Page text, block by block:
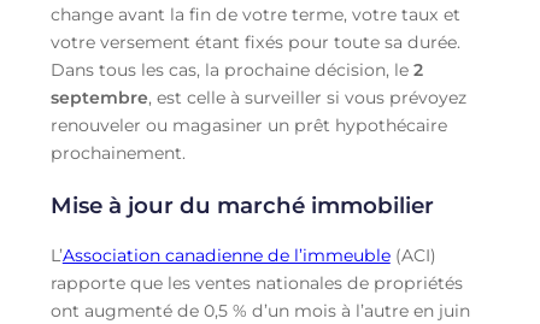
change avant la fin de votre terme, votre taux et
votre versement étant fixés pour toute sa durée.
Dans tous les cas, la prochaine décision, le 2
septembre, est celle à surveiller si vous prévoyez
renouveler ou magasiner un prêt hypothécaire
prochainement.
Mise à jour du marché immobilier
L’Association canadienne de l’immeuble(ACI)
rapporte que les ventes nationales de propriétés
ont augmenté de 0,5 % d’un mois à l’autre en juin